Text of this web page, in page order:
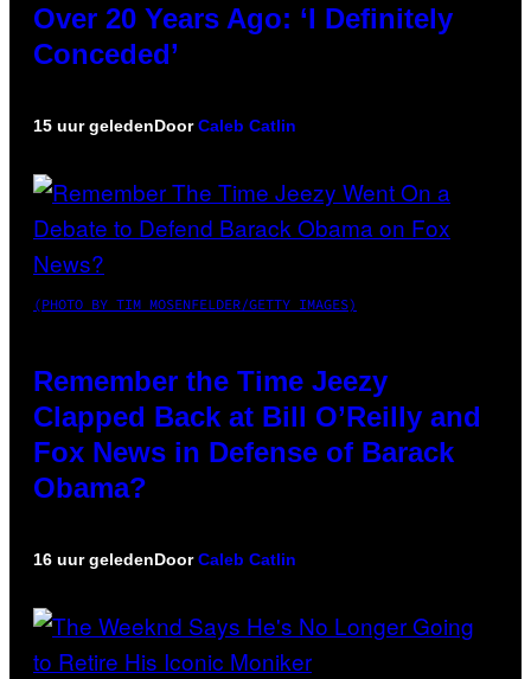
Over 20 Years Ago: ‘I Definitely
Conceded’
15 uur geledenDoorCaleb Catlin
(PHOTO BY TIM MOSENFELDER/GETTY IMAGES)
Remember the Time Jeezy
Clapped Back at Bill O’Reilly and
Fox News in Defense of Barack
Obama?
16 uur geledenDoorCaleb Catlin